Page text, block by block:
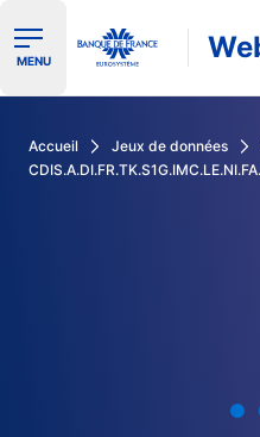
Ouvrir le menu de
MENU
Accueil Jeux de données